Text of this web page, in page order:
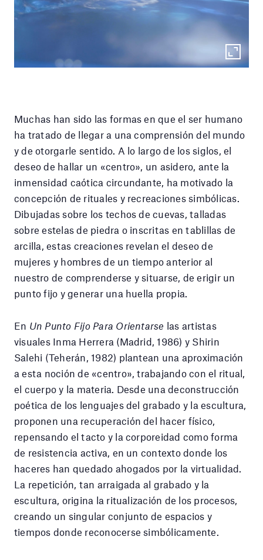
Muchas han sido las formas en que el ser humano
ha tratado de llegar a una comprensión del mundo
y de otorgarle sentido. A lo largo de los siglos, el
deseo de hallar un «centro», un asidero, ante la
inmensidad caótica circundante, ha motivado la
concepción de rituales y recreaciones simbólicas.
Dibujadas sobre los techos de cuevas, talladas
sobre estelas de piedra o inscritas en tablillas de
arcilla, estas creaciones revelan el deseo de
mujeres y hombres de un tiempo anterior al
nuestro de comprenderse y situarse, de erigir un
punto fijo y generar una huella propia.
En Un Punto Fijo Para Orientarse las artistas
visuales Inma Herrera (Madrid, 1986) y Shirin
Salehi (Teherán, 1982) plantean una aproximación
a esta noción de «centro», trabajando con el ritual,
el cuerpo y la materia. Desde una deconstrucción
poética de los lenguajes del grabado y la escultura,
proponen una recuperación del hacer físico,
repensando el tacto y la corporeidad como forma
de resistencia activa, en un contexto donde los
haceres han quedado ahogados por la virtualidad.
La repetición, tan arraigada al grabado y la
escultura, origina la ritualización de los procesos,
creando un singular conjunto de espacios y
tiempos donde reconocerse simbólicamente.